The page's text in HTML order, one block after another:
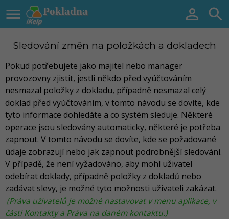
Pokladna
  
Sledování změn na položkách a dokladech
Pokud potřebujete jako majitel nebo manager
provozovny zjistit, jestli někdo před vyúčtováním
nesmazal položky z dokladu, případně nesmazal celý
doklad před vyúčtováním, v tomto návodu se dovíte, kde
tyto informace dohledáte a co systém sleduje. Některé
operace jsou sledovány automaticky, některé je potřeba
zapnout. V tomto návodu se dovíte, kde se požadované
údaje zobrazují nebo jak zapnout podrobnější sledování.
V případě, že není vyžadováno, aby mohl uživatel
odebírat doklady, případně položky z dokladů nebo
zadávat slevy, je možné tyto možnosti uživateli zakázat.
(Práva uživatelů je možné nastavovat v menu aplikace, v
části Kontakty a Práva na daném kontaktu.)